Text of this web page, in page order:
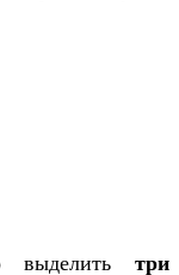
выделить три